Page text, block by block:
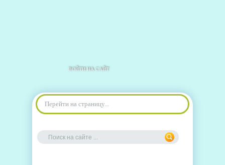
ВОЙТИ НА САЙТ
Перейти на страницу...